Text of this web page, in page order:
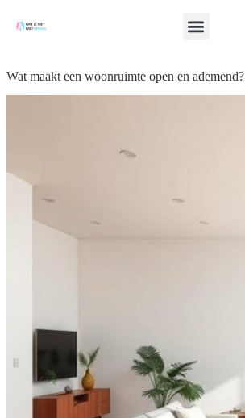
Wat maakt een woonruimte open en ademend?